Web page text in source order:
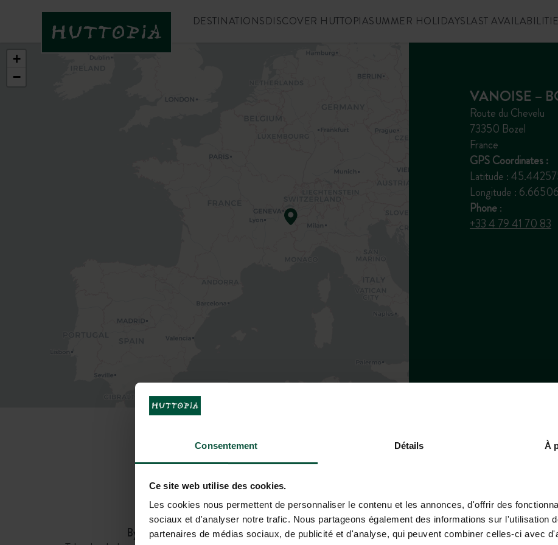
Consentement Détails À
Ce site web utilise des cookies.
Les cookies nous permettent de personnaliser le contenu et les annonces, d'offrir des
sociaux et d'analyser notre trafic. Nous partageons également des informations sur l'utilisation
partenaires de médias sociaux, de publicité et d'analyse, qui peuvent combiner celles-ci avec
DESTINATIONSDISCOVER HUTTOPIASUMMER HOLIDAYSLAST
+
−
VANOISE –
Route du Chevelu
73350 Bozel
France
GPS Coordinates :
Latitude :
Longitude :
Phone:
+33 4 79 41 70 83
HOW TO GET TO THE HUTTOPIA VANOISE
By car:
By train
By plane